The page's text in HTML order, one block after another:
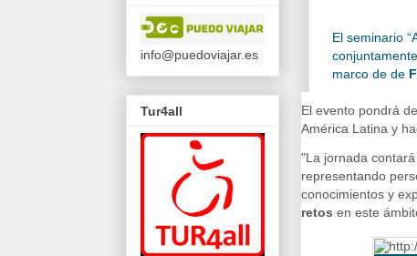
El seminario
marco de de
El evento pondrá
América Latina y
"La jornada
representando
conocimientos y
retos en este
info@puedoviajar.es
Tur4all